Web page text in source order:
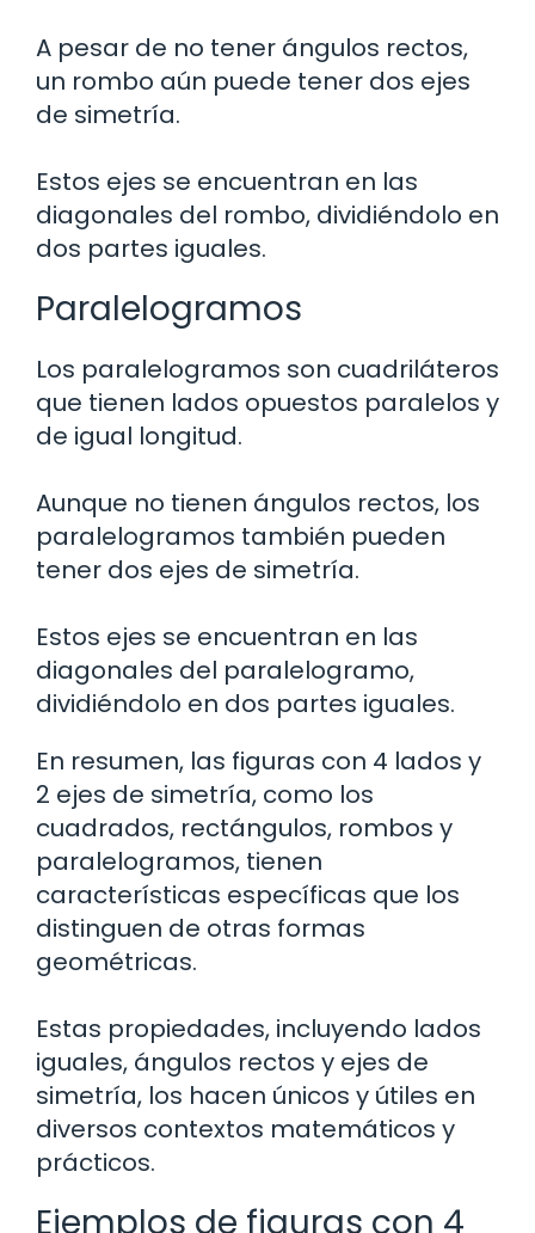
A pesar de no tener ángulos rectos,
un rombo aún puede tener dos ejes
de simetría.
Estos ejes se encuentran en las
diagonales del rombo, dividiéndolo en
dos partes iguales.
Paralelogramos
Los paralelogramos son cuadriláteros
que tienen lados opuestos paralelos y
de igual longitud.
Aunque no tienen ángulos rectos, los
paralelogramos también pueden
tener dos ejes de simetría.
Estos ejes se encuentran en las
diagonales del paralelogramo,
dividiéndolo en dos partes iguales.
En resumen, las figuras con 4 lados y
2 ejes de simetría, como los
cuadrados, rectángulos, rombos y
paralelogramos, tienen
características específicas que los
distinguen de otras formas
geométricas.
Estas propiedades, incluyendo lados
iguales, ángulos rectos y ejes de
simetría, los hacen únicos y útiles en
diversos contextos matemáticos y
prácticos.
Ejemplos de figuras con 4